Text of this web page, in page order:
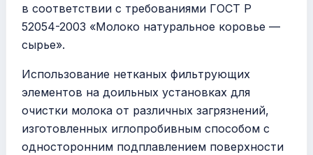
в соответствии с требованиями ГОСТ Р
52054-2003 «Молоко натуральное коровье —
сырье».
Использование нетканых фильтрующих
элементов на доильных установках для
очистки молока от различных загрязнений,
изготовленных иглопробивным способом с
односторонним подплавлением поверхности